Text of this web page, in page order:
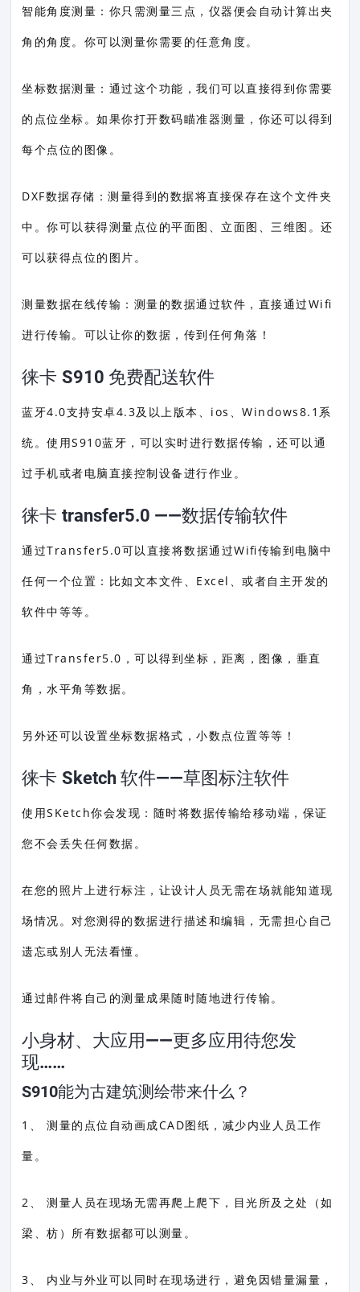
智能角度测量：你只需测量三点，仪器便会自动计算出夹
角的角度。你可以测量你需要的任意角度。
坐标数据测量：通过这个功能，我们可以直接得到你需要
的点位坐标。如果你打开数码瞄准器测量，你还可以得到
每个点位的图像。
DXF数据存储：测量得到的数据将直接保存在这个文件夹
中。你可以获得测量点位的平面图、立面图、三维图。还
可以获得点位的图片。
测量数据在线传输：测量的数据通过软件，直接通过Wifi
进行传输。可以让你的数据，传到任何角落！
徕卡 S910 免费配送软件
蓝牙4.0支持安卓4.3及以上版本、ios、Windows8.1系
统。使用S910蓝牙，可以实时进行数据传输，还可以通
过手机或者电脑直接控制设备进行作业。
徕卡 transfer5.0 ——数据传输软件
通过Transfer5.0可以直接将数据通过Wifi传输到电脑中
任何一个位置：比如文本文件、Excel、或者自主开发的
软件中等等。
通过Transfer5.0，可以得到坐标，距离，图像，垂直
角，水平角等数据。
另外还可以设置坐标数据格式，小数点位置等等！
徕卡 Sketch 软件——草图标注软件
使用SKetch你会发现：随时将数据传输给移动端，保证
您不会丢失任何数据。
在您的照片上进行标注，让设计人员无需在场就能知道现
场情况。对您测得的数据进行描述和编辑，无需担心自己
遗忘或别人无法看懂。
通过邮件将自己的测量成果随时随地进行传输。
小身材、大应用——更多应用待您发
现……
S910能为古建筑测绘带来什么？
1、 测量的点位自动画成CAD图纸，减少内业人员工作
量。
2、 测量人员在现场无需再爬上爬下，目光所及之处（如
梁、枋）所有数据都可以测量。
3、 内业与外业可以同时在现场进行，避免因错量漏量，